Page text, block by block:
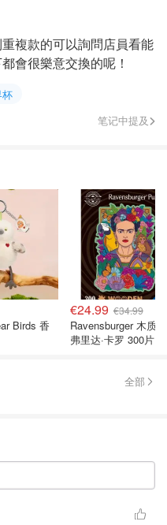
複款的可以詢問店員看能
會很樂意交換的呢！
杯
笔记中提及
Birds 香
€24.99 €34.99
Ravensburger 木质
弗里达·卡罗 300片
全部